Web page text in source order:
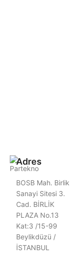
Adres
BOSB Mah. Birlik
Sanayi Sitesi 3.
Cad. BİRLİK
PLAZA No.13
Kat:3 /15-99
Beylikdüzü /
İSTANBUL